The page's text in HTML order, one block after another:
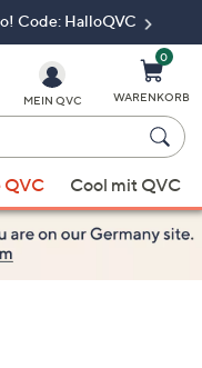
Code: HalloQVC
MEIN QVC
0
WARENKORB
QVC Cool mit QVC